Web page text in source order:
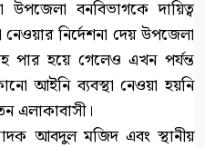
বনবিভাগকে দায়িত্ব
নির্দেশনা দেয় উপজেলা
পার হয়ে গেলেও এখন পর্যন্ত
আইনি ব্যবস্থা নেওয়া হয়নি
এলাকাবাসী।
আবদুল মজিদ এবং স্থানীয়